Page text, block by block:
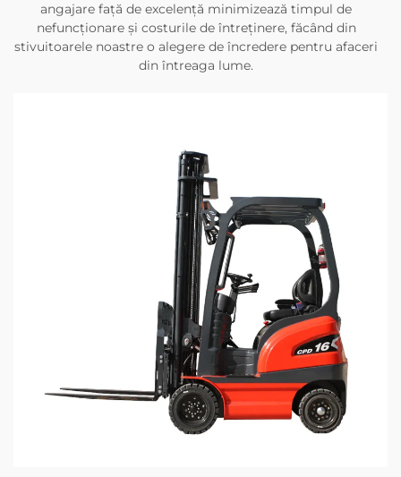
angajare față de excelență minimizează timpul de
nefuncționare și costurile de întreținere, făcând din
stivuitoarele noastre o alegere de încredere pentru afaceri
din întreaga lume.